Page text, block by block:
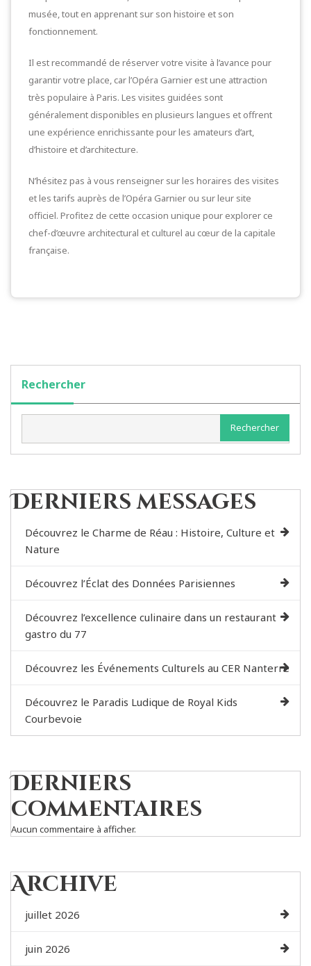
musée, tout en apprenant sur son histoire et son
fonctionnement.
Il est recommandé de réserver votre visite à l’avance pour
garantir votre place, car l’Opéra Garnier est une attraction
très populaire à Paris. Les visites guidées sont
généralement disponibles en plusieurs langues et offrent
une expérience enrichissante pour les amateurs d’art,
d’histoire et d’architecture.
N’hésitez pas à vous renseigner sur les horaires des visites
et les tarifs auprès de l’Opéra Garnier ou sur leur site
officiel. Profitez de cette occasion unique pour explorer ce
chef-d’œuvre architectural et culturel au cœur de la capitale
française.
Rechercher
Rechercher
Derniers messages
Découvrez le Charme de Réau : Histoire, Culture et
Nature
Découvrez l’Éclat des Données Parisiennes
Découvrez l’excellence culinaire dans un restaurant
gastro du 77
Découvrez les Événements Culturels au CER Nanterre
Découvrez le Paradis Ludique de Royal Kids
Courbevoie
Derniers
commentaires
Aucun commentaire à afficher.
Archive
juillet 2026
juin 2026